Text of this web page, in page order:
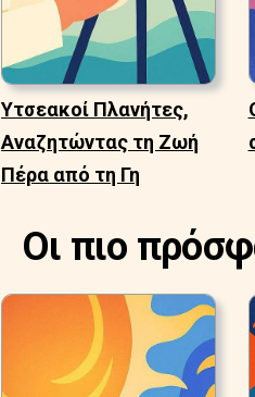
Υτσεακοί Πλανήτες,
Αναζητώντας τη Ζωή
Πέρα από τη Γη
Οι πιο